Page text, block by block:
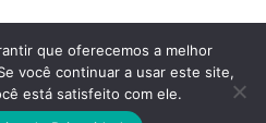
Política de Privacidade
Glossário Blog
TODOS OS DIREITOS
que oferecemos a melhor
você continuar a usar este site,
está satisfeito com ele.